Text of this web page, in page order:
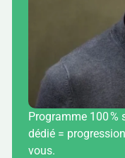
Programme 100
dédié =
vous.